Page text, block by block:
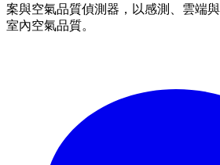
案與空氣品質偵測器，以感測、雲端
室內空氣品質。